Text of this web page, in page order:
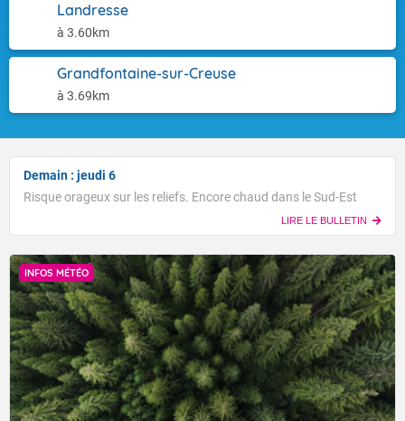
Landresse
à 3.60km
Grandfontaine-sur-Creuse
à 3.69km
Demain : jeudi 6
Risque orageux sur les reliefs. Encore chaud dans le Sud-Est
LIRE LE BULLETIN
INFOS MÉTÉO